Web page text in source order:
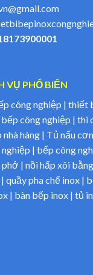
VỤ PHỔ BIẾN
công nghiệp | thiết
công nghiệp | thi
hàng | Tủ nấu
| bếp công
phở | nồi hấp xôi
quầy pha chế inox |
| bàn bếp inox | tủ